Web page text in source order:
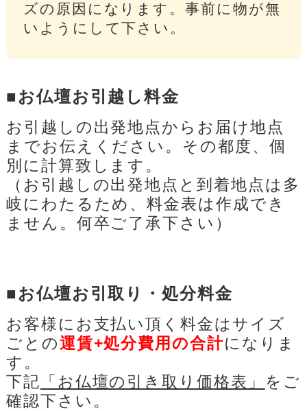
ズの原因になります。事前に物が無
いようにして下さい。
■お仏壇お引越し料金
お引越しの出発地点からお届け地点
までお伝えください。その都度、個
別に計算致します。
（お引越しの出発地点と到着地点は多
岐にわたるため、料金表は作成でき
ません。何卒ご了承下さい）
■お仏壇お引取り・処分料金
お客様にお支払い頂く料金はサイズ
ごとの運賃+処分費用の合計になりま
す。
下記 「お仏壇の引き取り価格表」 をご
確認下さい。